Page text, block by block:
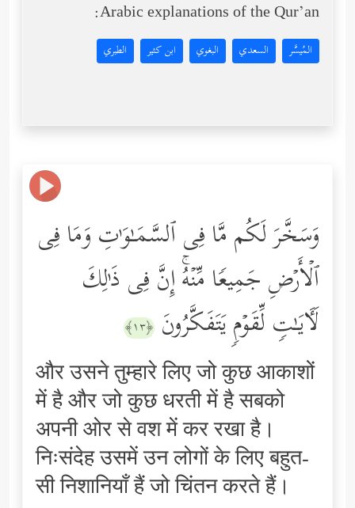
Arabic explanations of the Qur’an:
المُيسَّر السعدي البغوي ابن كثير الطبري
وَسَخَّرَ لَكُم مَّا فِی ٱلسَّمَـٰوَ ٰ⁠تِ وَمَا فِی
ٱلۡأَرۡضِ جَمِیعࣰا مِّنۡهُۚ إِنَّ فِی ذَ ٰ⁠لِكَ
لَـَٔایَـٰتࣲ لِّقَوۡمࣲ یَتَفَكَّرُونَ ﴿١٣﴾
और उसने तुम्हारे लिए जो कुछ आकाशों
में है और जो कुछ धरती में है सबको
अपनी ओर से वश में कर रखा है।
निःसंदेह उसमें उन लोगों के लिए बहुत-
सी निशानियाँ हैं जो चिंतन करते हैं।